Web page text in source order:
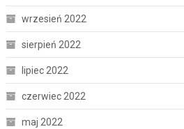
wrzesień 2022
sierpień 2022
lipiec 2022
czerwiec 2022
maj 2022